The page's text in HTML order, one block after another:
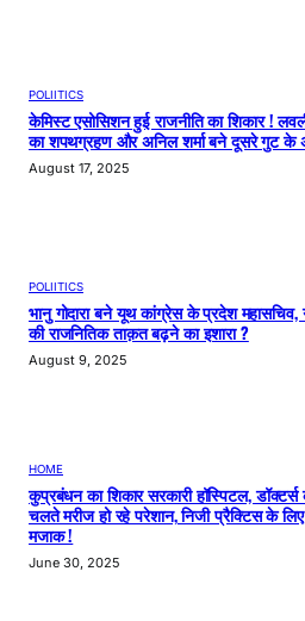
POLIITICS
केमिस्ट एसोसिशन हुई राजनीति का शिकार !
का शपथग्रहण और अनिल शर्मा बने दूसरे गुट के
August 17, 2025
POLIITICS
भानु गोदारा बने यूथ कांग्रेस के प्रदेश महासचिव,
की राजनितिक ताक़त बढ़ने का इशारा ?
August 9, 2025
HOME
कुप्रबंधन का शिकार सरकारी हॉस्पिटल,
चलते मरीज हो रहे परेशान, निजी प्रैक्टिस के
मजाक !
June 30, 2025